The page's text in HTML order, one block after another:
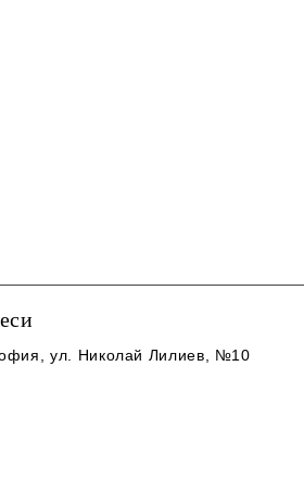
, ул. Николай Лилиев, №10